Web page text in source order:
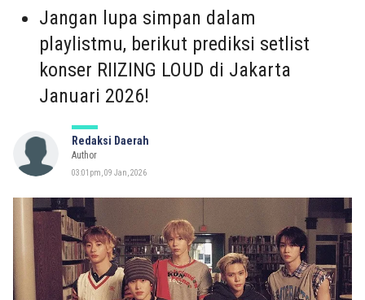
Jangan lupa simpan dalam
playlistmu, berikut prediksi setlist
konser RIIZING LOUD di Jakarta
Januari 2026!
Redaksi Daerah
Author
03:01pm, 09 Jan, 2026